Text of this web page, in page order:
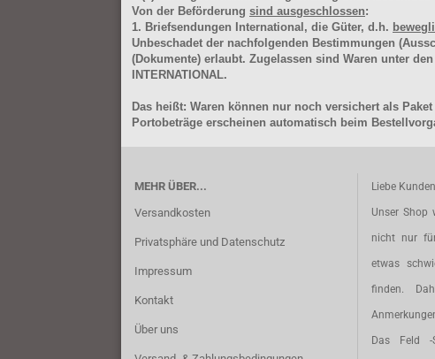
Von der Beförderung sind ausgeschlossen:
1. Briefsendungen International, die Güter, d.h.
Unbeschadet der nachfolgenden Bestimmungen
(Dokumente) erlaubt. Zugelassen sind Waren unter
INTERNATIONAL.
Das heißt: Waren können nur noch versichert als
Portobeträge erscheinen automatisch beim
MEHR ÜBER...
Versandkosten
Privatsphäre und Datenschutz
Impressum
Kontakt
Über uns
Liebe
Unser Shop
nicht nur
etwas
finden.
Das Feld